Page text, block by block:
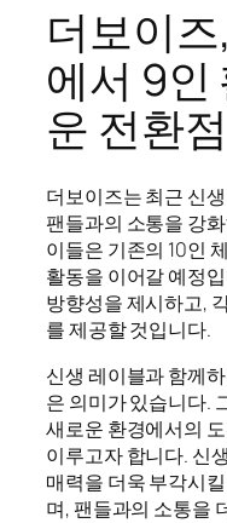
더보이
에서 9인
운 전환
더보이즈는 최근 신
팬들과의 소통을 강
이들은 기존의 10인
활동을 이어갈 예정
방향성을 제시하고,
를 제공할 것입니다.
신생 레이블과 함께
은 의미가 있습니다.
새로운 환경에서의
이루고자 합니다. 신
매력을 더욱 부각시
며, 팬들과의 소통을